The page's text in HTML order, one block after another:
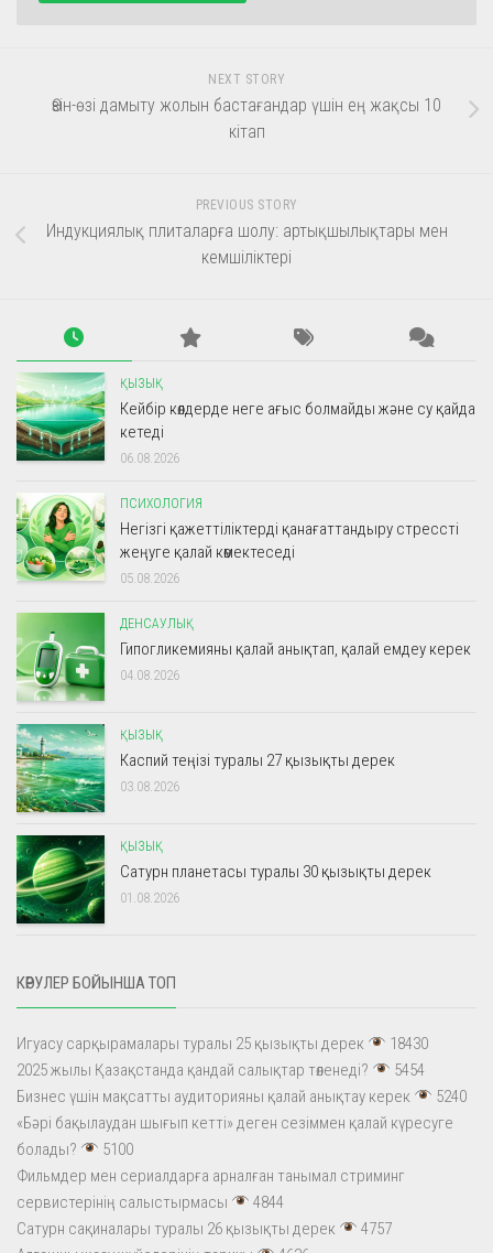
NEXT STORY
Өзін-өзі дамыту жолын бастағандар үшін ең жақсы 10
кітап
PREVIOUS STORY
Индукциялық плиталарға шолу: артықшылықтары мен
кемшіліктері
ҚЫЗЫҚ
Кейбір көлдерде неге ағыс болмайды және су қайда
кетеді
06.08.2026
ПСИХОЛОГИЯ
Негізгі қажеттіліктерді қанағаттандыру стрессті
жеңуге қалай көмектеседі
05.08.2026
ДЕНСАУЛЫҚ
Гипогликемияны қалай анықтап, қалай емдеу керек
04.08.2026
ҚЫЗЫҚ
Каспий теңізі туралы 27 қызықты дерек
03.08.2026
ҚЫЗЫҚ
Сатурн планетасы туралы 30 қызықты дерек
01.08.2026
КӨРУЛЕР БОЙЫНША ТОП
Игуасу сарқырамалары туралы 25 қызықты дерек
18430
2025 жылы Қазақстанда қандай салықтар төленеді?
5454
Бизнес үшін мақсатты аудиторияны қалай анықтау керек
5240
«Бәрі бақылаудан шығып кетті» деген сезіммен қалай күресуге
болады?
5100
Фильмдер мен сериалдарға арналған танымал стриминг
сервистерінің салыстырмасы
4844
Сатурн сақиналары туралы 26 қызықты дерек
4757